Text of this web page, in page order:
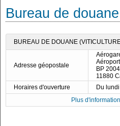
Bureau de douane
BUREAU DE DOUANE
Adresse géopostale
BP 2004
11880
Horaires d'ouverture
Du
Plus